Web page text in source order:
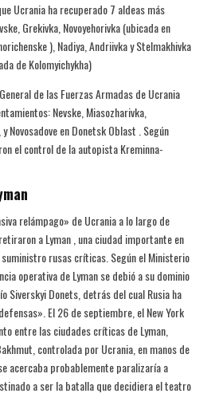
Ucrania ha recuperado 7 aldeas más
Grekivka, Novoyehorivka (ubicada en
), Nadiya, Andriivka y Stelmakhivka
de Kolomyichykha)
de las Fuerzas Armadas de Ucrania
Nevske, Miasozharivka,
Novosadove en Donetsk Oblast . Según
el control de la autopista Kreminna-
relámpago» de Ucrania a lo largo de
a Lyman , una ciudad importante en
rusas críticas. Según el Ministerio
operativa de Lyman se debió a su dominio
Siverskyi Donets, detrás del cual Rusia ha
El 26 de septiembre, el New York
entre las ciudades críticas de Lyman,
controlada por Ucrania, en manos de
acercaba probablemente paralizaría a
a ser la batalla que decidiera el teatro